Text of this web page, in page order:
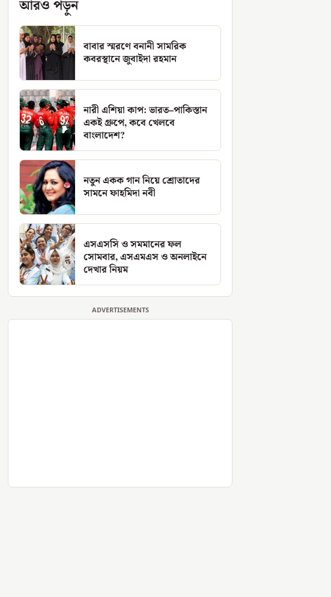
আরও পড়ুন
বাবার স্মরণে বনানী সামরিক
কবরস্থানে জুবাইদা রহমান
নারী এশিয়া কাপ: ভারত–পাকিস্তান
একই গ্রুপে, কবে খেলবে
বাংলাদেশ?
নতুন একক গান নিয়ে শ্রোতাদের
সামনে ফাহমিদা নবী
এসএসসি ও সমমানের ফল
সোমবার, এসএমএস ও অনলাইনে
দেখার নিয়ম
ADVERTISEMENTS